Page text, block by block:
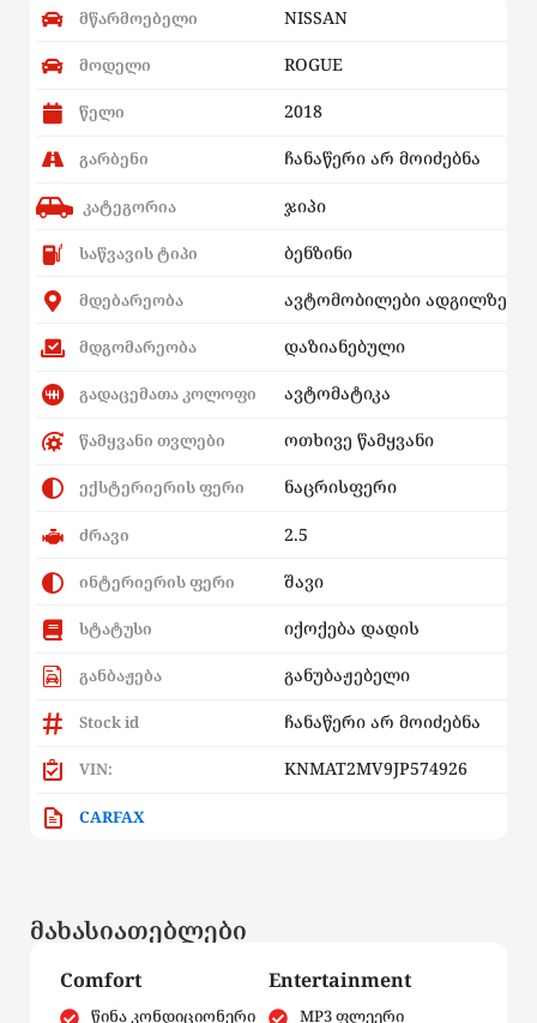
მწარმოებელი NISSAN
მოდელი ROGUE
წელი 2018
გარბენი ჩანაწერი არ მოიძებნა
კატეგორია ჯიპი
საწვავის ტიპი ბენზინი
მდებარეობა ავტომობილები ადგილზე
მდგომარეობა დაზიანებული
გადაცემათა კოლოფი ავტომატიკა
წამყვანი თვლები ოთხივე წამყვანი
ექსტერიერის ფერი ნაცრისფერი
ძრავი 2.5
ინტერიერის ფერი შავი
სტატუსი იქოქება დადის
განბაჟება განუბაჟებელი
Stock id ჩანაწერი არ მოიძებნა
VIN: KNMAT2MV9JP574926
CARFAX
მახასიათებლები
Comfort
წინა კონდიციონერი
Entertainment
MP3 ფლეერი